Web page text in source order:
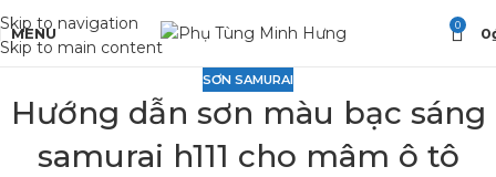
Skip to navigation
Skip to main content
MENU 0 0
SƠN SAMURAI
Hướng dẫn sơn màu bạc sáng
samurai h111 cho mâm ô tô